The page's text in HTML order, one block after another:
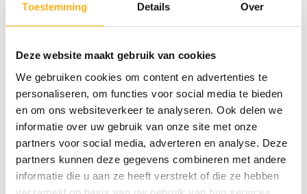
Toestemming Details Over
Deze website maakt gebruik van cookies
We gebruiken cookies om content en advertenties te
personaliseren, om functies voor social media te bieden
en om ons websiteverkeer te analyseren. Ook delen we
informatie over uw gebruik van onze site met onze
partners voor social media, adverteren en analyse. Deze
partners kunnen deze gegevens combineren met andere
informatie die u aan ze heeft verstrekt of die ze hebben
STEEL
Fluid Rower Apollo Pro XL
€1.899,00
Fluid Rower Mega Pro XL
Out of stock
€2.439,00
Fluid Rower Apollo XL
In stock
€1.749,00